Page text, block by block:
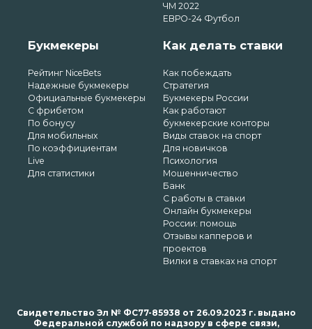
ЧМ 2022
ЕВРО-24 Футбол
Букмекеры
Рейтинг NiceBets
Надежные букмекеры
Официальные букмекеры
С фрибетом
По бонусу
Для мобильных
По коэффициентам
Live
Для статистики
Как делать ставки
Как побеждать
Стратегия
Букмекеры России
Как работают
букмекерские конторы
Виды ставок на спорт
Для новичков
Психология
Мошенничество
Банк
С работы в ставки
Онлайн букмекеры
России: помощь
Отзывы капперов и
проектов
Вилки в ставках на спорт
Свидетельство Эл № ФС77-85938 от 26.09.2023 г. выдано
Федеральной службой по надзору в сфере связи,